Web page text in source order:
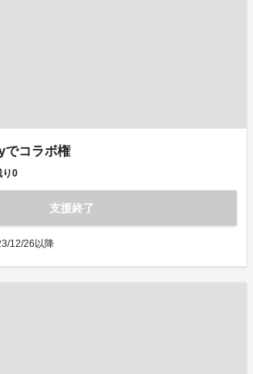
でコラボ権
0
支援終了
12/26以降